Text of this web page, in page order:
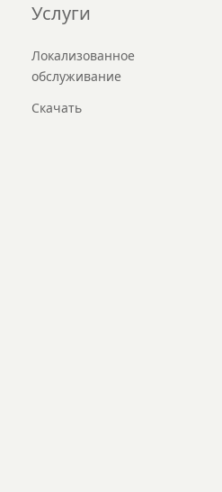
Услуги
Локализованное
обслуживание
Скачать